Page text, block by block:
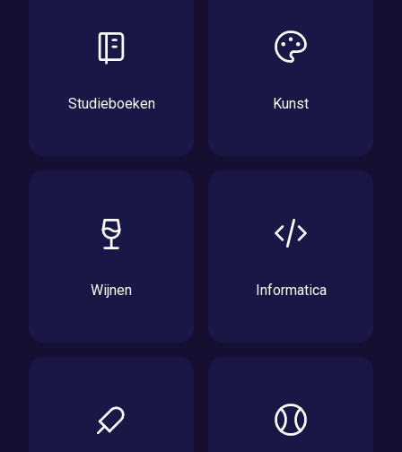
Studieboeken Kunst
Wijnen Informatica